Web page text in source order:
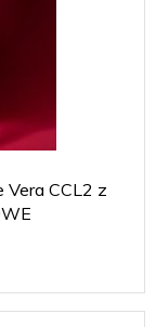
Vera CCL2 z